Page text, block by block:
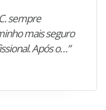
sempre
mais seguro
Após o…”